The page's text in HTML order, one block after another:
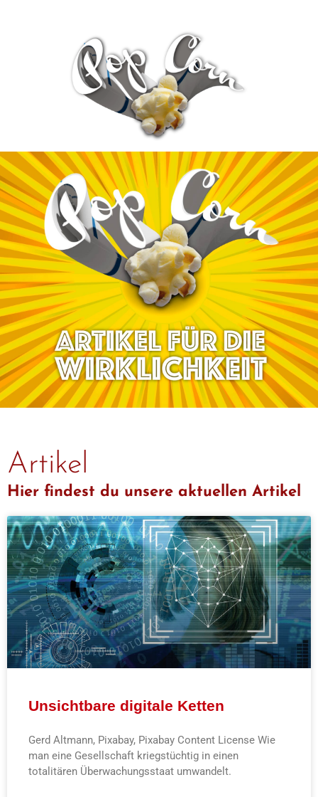
Artikel
Hier findest du unsere aktuellen Artikel
Unsichtbare digitale Ketten
Gerd Altmann, Pixabay, Pixabay Content License Wie
man eine Gesellschaft kriegstüchtig in einen
totalitären Überwachungsstaat umwandelt.